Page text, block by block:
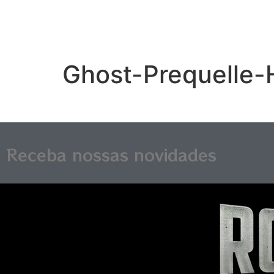
Ghost-Prequelle-
Receba nossas novidades